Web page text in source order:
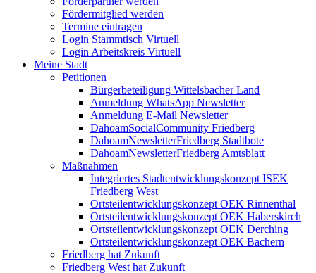
Fördermitglied werden
Termine eintragen
Login Stammtisch Virtuell
Login Arbeitskreis Virtuell
Meine Stadt
Petitionen
Bürgerbeteiligung Wittelsbacher Land
Anmeldung WhatsApp Newsletter
Anmeldung E-Mail Newsletter
DahoamSocialCommunity Friedberg
DahoamNewsletterFriedberg Stadtbote
DahoamNewsletterFriedberg Amtsblatt
Maßnahmen
Integriertes Stadtentwicklungskonzept ISEK
Friedberg West
Ortsteilentwicklungskonzept OEK Rinnenthal
Ortsteilentwicklungskonzept OEK Haberskirch
Ortsteilentwicklungskonzept OEK Derching
Ortsteilentwicklungskonzept OEK Bachern
Friedberg hat Zukunft
Friedberg West hat Zukunft